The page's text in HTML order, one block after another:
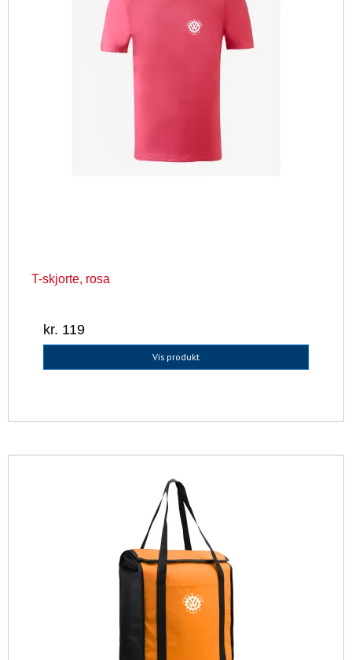
T-skjorte, rosa
kr. 119
Vis produkt